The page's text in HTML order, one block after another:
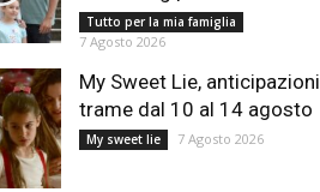
Tutto per la mia famiglia
7 Agosto 2026
My Sweet Lie, anticipazioni
trame dal 10 al 14 agosto
My sweet lie 7 Agosto 2026